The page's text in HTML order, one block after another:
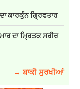
ਕਾਰਕੁੰਨ ਗ੍ਰਿਫਤਾਰ
ਦਾ ਮ੍ਰਿਤਕ ਸਰੀਰ
→ ਬਾਕੀ ਸੁਰਖੀਆਂ